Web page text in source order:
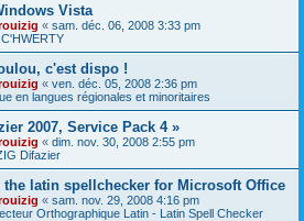
Vista
« sam. déc. 06, 2008 3:33 pm
c'est dispo !
« ven. déc. 05, 2008 2:36 pm
en langues régionales et minoritaires
2007, Service Pack 4 »
« dim. nov. 30, 2008 2:55 pm
Difazier
the latin spellchecker for Microsoft Office
« sam. nov. 29, 2008 4:16 pm
Orthographique Latin - Latin Spell Checker